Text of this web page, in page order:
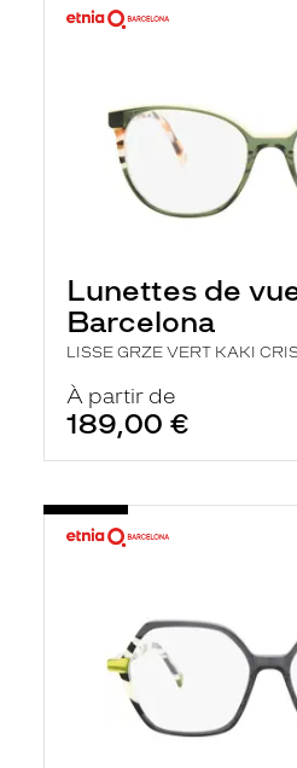
Lunettes de
Barcelona
LISSE GRZE VERT KAKI
À partir de
189,00 €